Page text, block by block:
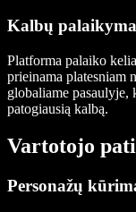
Kalbų
Platforma palaiko
prieinama platesniam
globaliame
patogiausią kalbą.
Vartotojo
Personažų